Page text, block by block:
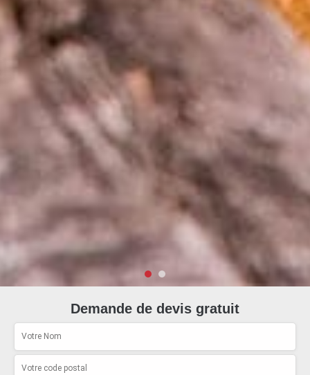
Demande de devis gratuit